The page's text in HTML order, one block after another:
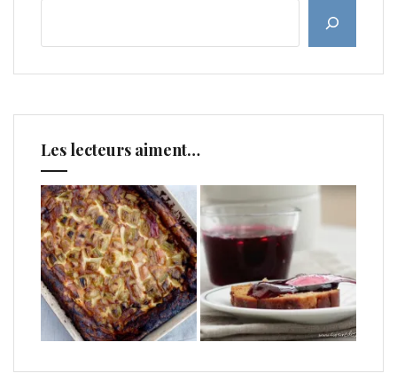
Les lecteurs aiment…